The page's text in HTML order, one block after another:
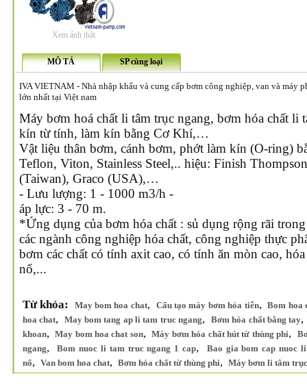
Xem ảnh thật
MÔ TẢ SP cùng loại
IVA VIETNAM - Nhà nhập khẩu và cung cấp bơm công nghiệp, van và máy
lớn nhất tại Việt nam
Máy bơm hoá chất li tâm trục ngang, bơm hóa chất li
kín từ tính, làm kín bằng Cơ Khí,…
Vật liệu thân bơm, cánh bơm, phớt làm kín (O-ring)
Teflon, Viton, Stainless Steel,.. hiệu: Finish
(Taiwan), Graco (USA),…
- Lưu lượng: 1 - 1000 m3/h -
áp lực: 3 - 70 m.
*Ứng dụng của bơm hóa chất : sủ dụng rộng rãi trong
các ngành công nghiệp hóa chất, công nghiệp thực
bơm các chất có tính axit cao, có tính ăn mòn cao,
nổ,...
Từ khóa: May bom hoa chat, Cấu tạo máy bơm hỏa tiễn,Bom hoa
hoa chat, May bom tang ap li tam truc ngang, Bơm hóa chất bằng tay
khoan,May bom hoa chat son,Máy bơm hóa chất hút từ thùng phi,
ngang,Bom nuoc li tam truc ngang 1 cap,
Bao gia bom cap nuoc
nổ, Van bom hoa chat, Bơm hóa chất từ thùng phi, Máy bơm li tâm